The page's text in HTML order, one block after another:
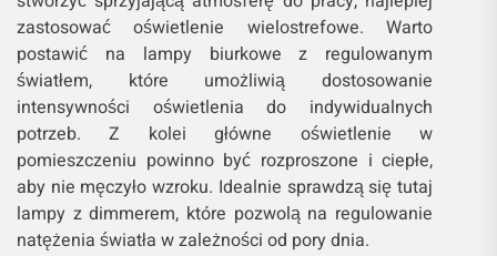
zastosować oświetlenie wielostrefowe. Warto
postawić na lampy biurkowe z regulowanym
światłem, które umożliwią dostosowanie
intensywności oświetlenia do indywidualnych
potrzeb. Z kolei główne oświetlenie w
pomieszczeniu powinno być rozproszone i ciepłe,
aby nie męczyło wzroku. Idealnie sprawdzą się tutaj
lampy z dimmerem, które pozwolą na regulowanie
natężenia światła w zależności od pory dnia.